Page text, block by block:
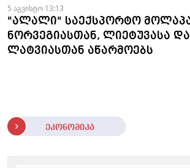
5 აგვისტო 13:13
"ალალი" საექსპორტო
ნორვეგიასთან, ლიეტუვასა და
ლატვიასთან აწარმოებს
ეკონომიკა